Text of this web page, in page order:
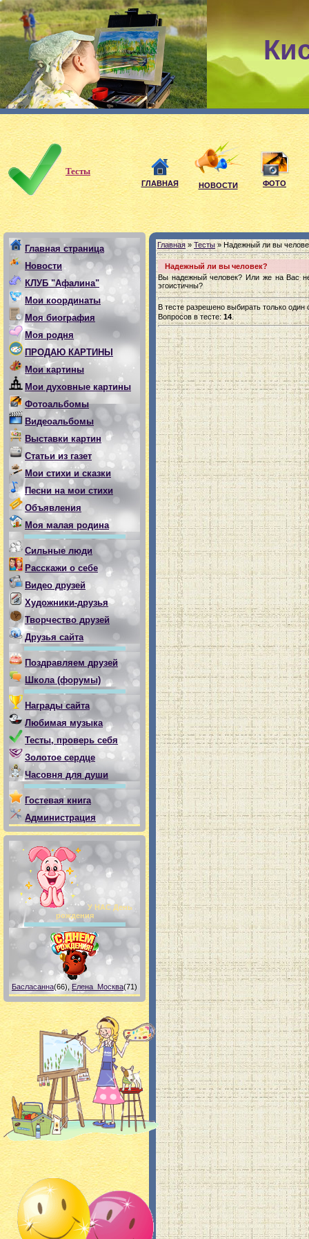
Мои
Тесты
ГЛАВНАЯ НОВОСТИ ФОТО
Главная страница
Новости
КЛУБ "Афалина"
Мои координаты
Моя биография
Моя родня
ПРОДАЮ КАРТИНЫ
Мои картины
Мои духовные картины
Фотоальбомы
Видеоальбомы
Выставки картин
Статьи из газет
Мои стихи и сказки
Песни на мои стихи
Объявления
Моя малая родина
Сильные люди
Расскажи о себе
Видео друзей
Художники-друзья
Творчество друзей
Друзья сайта
Поздравляем друзей
Школа (форумы)
Награды сайта
Любимая музыка
Тесты, проверь себя
Золотое сердце
Часовня для души
Гостевая книга
Администрация
У НАС День
рождения
Басласанна(66) Елена_Москва(71)
Главная » Тесты» Надежный ли вы
Надежный ли вы человек?
Вы надежный человек? Или же на Вас
эгоистичны?
В тесте разрешено выбирать только один
Вопросов в тесте:14.